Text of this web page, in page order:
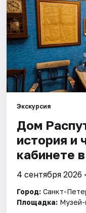
Квесты
Экскурсии
Спорт
События
Города
Площадки
Артисты
Рейтинги
Экскурсия
Дом
история и
кабинете
4 сентября 2026
Город: Санкт-
Площадка: Музей-